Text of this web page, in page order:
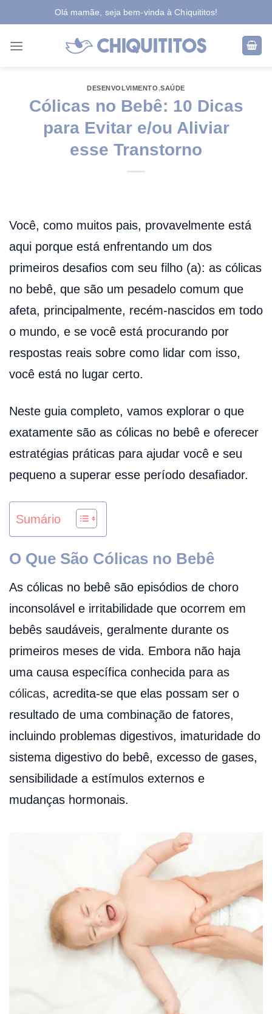
to
Olá mamãe, seja bem-vinda à Chiquititos!
DESENVOLVIMENTO ,SAÚDE
Cólicas no Bebê: 10 Dicas
para Evitar e/ou Aliviar
esse Transtorno
Você, como muitos pais, provavelmente está
aqui porque está enfrentando um dos
primeiros desafios com seu filho (a): as cólicas
no bebê, que são um pesadelo comum que
afeta, principalmente, recém-nascidos em todo
o mundo, e se você está procurando por
respostas reais sobre como lidar com isso,
você está no lugar certo.
Neste guia completo, vamos explorar o que
exatamente são as cólicas no bebê e oferecer
estratégias práticas para ajudar você e seu
pequeno a superar esse período desafiador.
Sumário
O Que São Cólicas no Bebê
As cólicas no bebê são episódios de choro
inconsolável e irritabilidade que ocorrem em
bebês saudáveis, geralmente durante os
primeiros meses de vida. Embora não haja
uma causa específica conhecida para as
cólicas, acredita-se que elas possam ser o
resultado de uma combinação de fatores,
incluindo problemas digestivos, imaturidade do
sistema digestivo do bebê, excesso de gases,
sensibilidade a estímulos externos e
mudanças hormonais.